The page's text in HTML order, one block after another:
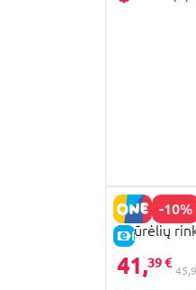
-10%
E-KAINA
JUST PLAY
figūrėlių
41,39 €